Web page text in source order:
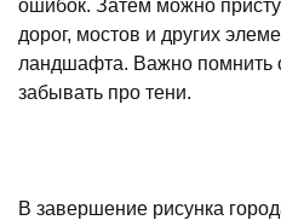
ошибок. Затем можно
дорог, мостов и других
ландшафта. Важно помнить
забывать про тени.
В завершение рисунка